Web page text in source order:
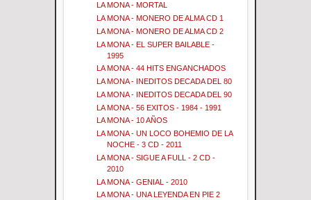
LA MONA - MORTAL
LA MONA - MONERO DE ALMA CD 1
LA MONA - MONERO DE ALMA CD 2
LA MONA - EL SUPER BAILABLE -
1995
LA MONA - 44 HITS ENGANCHADOS
LA MONA - INEDITOS DECADA DEL 80
LA MONA - INEDITOS DECADA DEL 90
LA MONA - 56 EXITOS - 1984 - 1991
LA MONA - 10 AÑOS
LA MONA - UN LOCO BOHEMIO DE LA
NOCHE - 3 CD - 2011
LA MONA - SIGUE A FULL - 2 CD -
2010
LA MONA - GENIAL - 2010
LA MONA - UNA LEYENDA EN PIE 2